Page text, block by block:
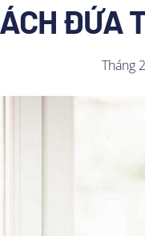
ĐỨA
Tháng